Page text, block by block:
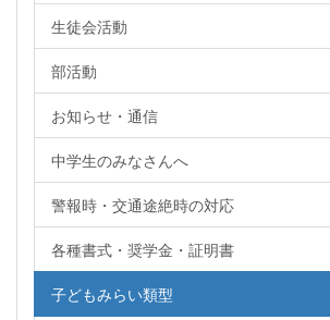
生徒会活動
部活動
お知らせ・通信
中学生のみなさんへ
警報時・交通途絶時の対応
各種書式・奨学金・証明書
子どもみらい類型